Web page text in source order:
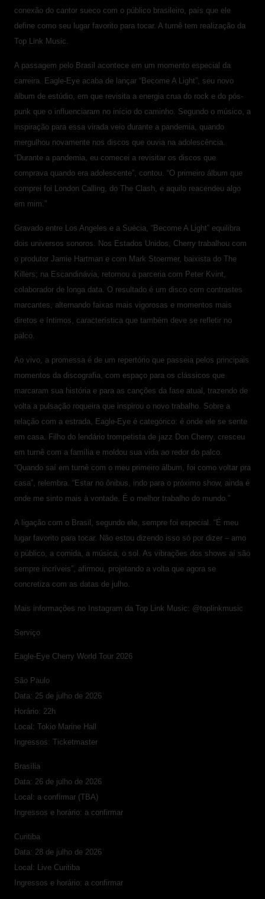
conexão do cantor sueco com o público brasileiro, país que ele
define como seu lugar favorito para tocar. A turnê tem realização da
Top Link Music.
A passagem pelo Brasil acontece em um momento especial da
carreira. Eagle-Eye acaba de lançar “Become A Light”, seu novo
álbum de estúdio, em que revisita a energia crua do rock e do pós-
punk que o influenciaram no início do caminho. Segundo o músico, a
inspiração para essa virada veio durante a pandemia, quando
mergulhou novamente nos discos que ouvia na adolescência.
“Durante a pandemia, eu comecei a revisitar os discos que
comprava quando era adolescente”, contou. “O primeiro álbum que
comprei foi London Calling, do The Clash, e aquilo reacendeu algo
em mim.”
Gravado entre Los Angeles e a Suécia, “Become A Light” equilibra
dois universos sonoros. Nos Estados Unidos, Cherry trabalhou com
o produtor Jamie Hartman e com Mark Stoermer, baixista do The
Killers; na Escandinávia, retomou a parceria com Peter Kvint,
colaborador de longa data. O resultado é um disco com contrastes
marcantes, alternando faixas mais vigorosas e momentos mais
diretos e íntimos, característica que também deve se refletir no
palco.
Ao vivo, a promessa é de um repertório que passeia pelos principais
momentos da discografia, com espaço para os clássicos que
marcaram sua história e para as canções da fase atual, trazendo de
volta a pulsação roqueira que inspirou o novo trabalho. Sobre a
relação com a estrada, Eagle-Eye é categórico: é onde ele se sente
em casa. Filho do lendário trompetista de jazz Don Cherry, cresceu
em turnê com a família e moldou sua vida ao redor do palco.
“Quando saí em turnê com o meu primeiro álbum, foi como voltar pra
casa”, relembra. “Estar no ônibus, indo para o próximo show, ainda é
onde me sinto mais à vontade. É o melhor trabalho do mundo.”
A ligação com o Brasil, segundo ele, sempre foi especial. “É meu
lugar favorito para tocar. Não estou dizendo isso só por dizer – amo
o público, a comida, a música, o sol. As vibrações dos shows aí são
sempre incríveis”, afirmou, projetando a volta que agora se
concretiza com as datas de julho.
Mais informações no Instagram da Top Link Music: @toplinkmusic
Serviço
Eagle-Eye Cherry World Tour 2026
São Paulo
Data: 25 de julho de 2026
Horário: 22h
Local: Tokio Marine Hall
Ingressos: Ticketmaster
Brasília
Data: 26 de julho de 2026
Local: a confirmar (TBA)
Ingressos e horário: a confirmar
Curitiba
Data: 28 de julho de 2026
Local: Live Curitiba
Ingressos e horário: a confirmar